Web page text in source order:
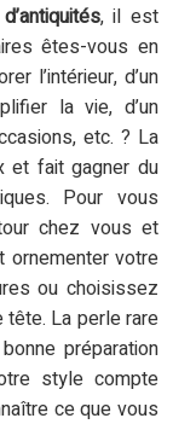
, il est
êtes-vous en
l’intérieur, d’un
la vie, d’un
etc. ? La
et fait gagner du
Pour vous
chez vous et
ornementer votre
ou choisissez
tête. La perle rare
préparation
style compte
ce que vous